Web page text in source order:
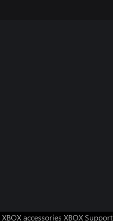
XBOX accessories XBOX Support